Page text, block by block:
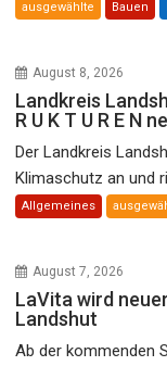
ausgewählte Bauen
August 8, 2026
Landkreis
R U K T U R E N
Der Landkreis
Klimaschutz an und
Allgemeines
August 7, 2026
LaVita wird neuer
Landshut
Ab der kommenden